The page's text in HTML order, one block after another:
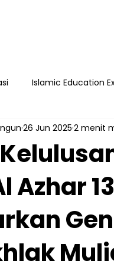
Islamic Education
YAPI
33 Jatimakmur
Azhar
26 Jun 2025 2 menit